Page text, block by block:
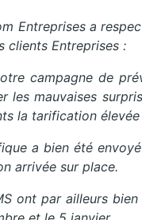
Entreprises a
clients Entreprises :
campagne de
les mauvaises
la tarification
a bien été
arrivée sur place.
ont par ailleurs